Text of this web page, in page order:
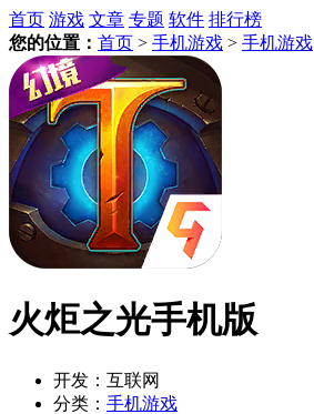
首页 游戏 文章 专题 软件 排行榜
您的位置： 首页 > 手机游戏 > 手机游戏
火炬之光手机版
开发： 互联网
分类： 手机游戏